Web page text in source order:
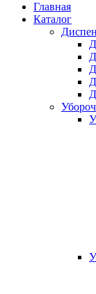
Главная
Каталог